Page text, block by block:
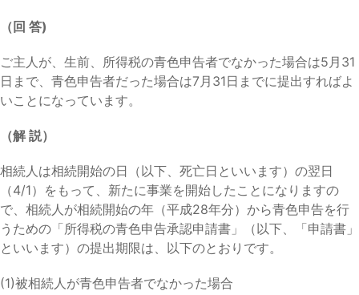
（回 答)
ご主人が、生前、所得税の青色申告者でなかった場合は5月31
日まで、青色申告者だった場合は7月31日までに提出すればよ
いことになっています。
（解 説）
相続人は相続開始の日（以下、死亡日といいます）の翌日
（4/1）をもって、新たに事業を開始したことになりますの
で、相続人が相続開始の年（平成28年分）から青色申告を行
うための「所得税の青色申告承認申請書」（以下、「申請書」
といいます）の提出期限は、以下のとおりです。
(1)被相続人が青色申告者でなかった場合